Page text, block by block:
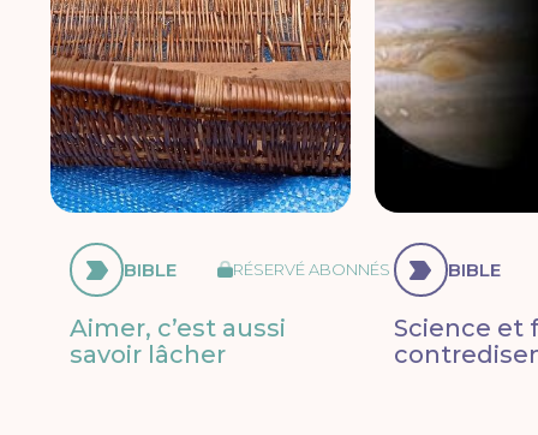
BIBLE RÉSERVÉ ABONNÉS
Aimer, c’est aussi
savoir lâcher
BIBLE
Science et